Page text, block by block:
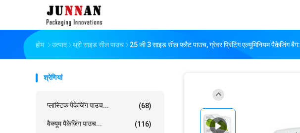
होम उत्पाद थ्री साइड सील पाउच 25 जी 3 साइड सील फ्लैट पाउच, ग्रेवर प्रिंटिंग एल्यूमिनियम पैकेजिंग बैग:
श्रेणियां
प्लास्टिक पैकेजिंग पाउच... (68)
वैक्यूम पैकेजिंग पाउच... (116)